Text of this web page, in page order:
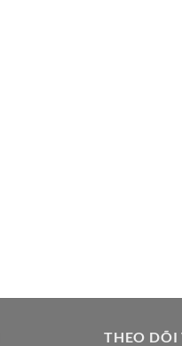
THEO